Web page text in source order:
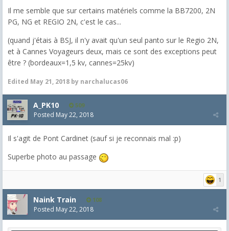
Il me semble que sur certains matériels comme la BB7200, 2N
PG, NG et REGIO 2N, c'est le cas...
(quand j'étais à BSJ, il n'y avait qu'un seul panto sur le Regio 2N,
et à Cannes Voyageurs deux, mais ce sont des exceptions peut
être ? (bordeaux=1,5 kv, cannes=25kv)
Edited May 21, 2018 by narchalucas06
A_PK10 509
Posted May 22, 2018
Il s'agit de Pont Cardinet (sauf si je reconnais mal :p)
Superbe photo au passage
1
Naink Train 108
Posted May 22, 2018